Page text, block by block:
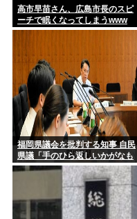
高市早苗さん、広島市長のスピ
ーチで眠くなってしまうwww
福岡県議会を批判する知事 自民
県議「手のひら返しいかがなも
のか」